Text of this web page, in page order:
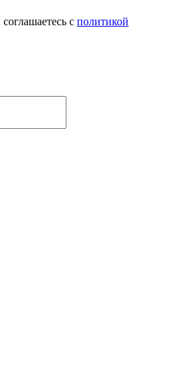
с политикой